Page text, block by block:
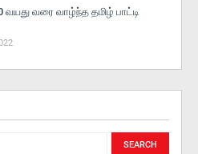
வயது வரை வாழ்ந்த தமிழ் பாட்டி